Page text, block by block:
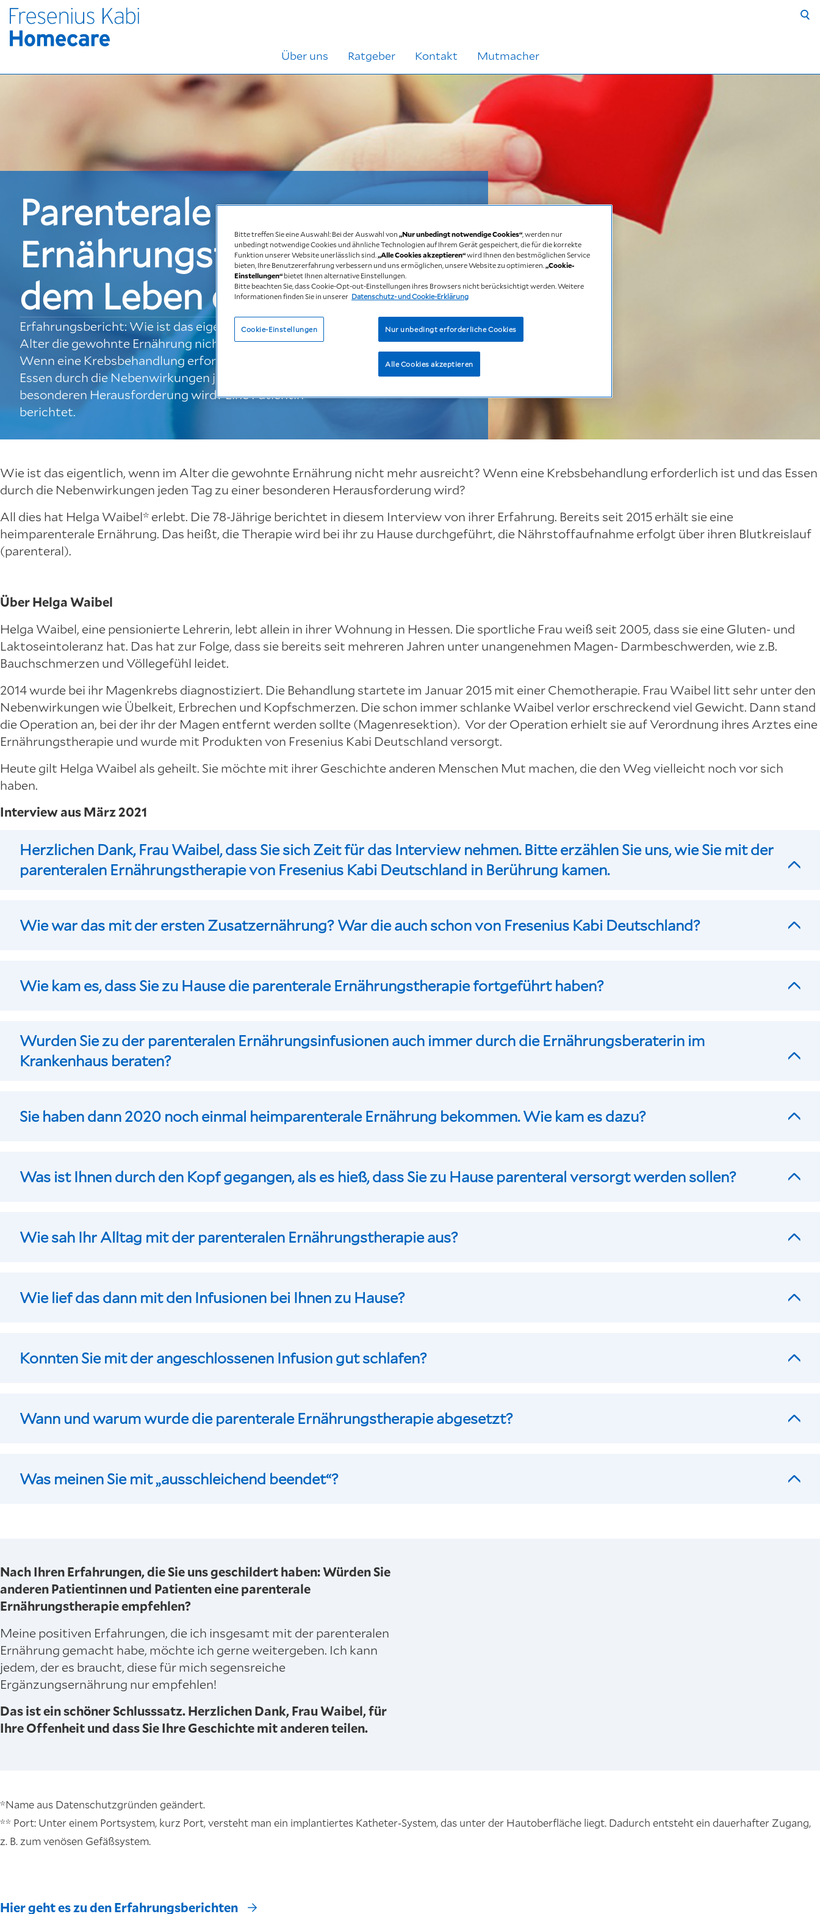
Über uns Ratgeber Kontakt Mutmacher
Parenterale
Ernährungstherapie: Aus
dem Leben einer Patientin
Erfahrungsbericht: Wie ist das eigentlich, wenn im
Alter die gewohnte Ernährung nicht mehr ausreicht?
Wenn eine Krebsbehandlung erforderlich ist und das
Essen durch die Nebenwirkungen jeden Tag zu einer
besonderen Herausforderung wird? Eine Patientin
berichtet.
Wie ist das eigentlich, wenn im Alter die gewohnte Ernährung nicht mehr ausreicht? Wenn eine Krebsbehandlung erforderlich ist und das Essen
durch die Nebenwirkungen jeden Tag zu einer besonderen Herausforderung wird?
All dies hat Helga Waibel* erlebt. Die 78-Jährige berichtet in diesem Interview von ihrer Erfahrung. Bereits seit 2015 erhält sie eine
heimparenterale Ernährung. Das heißt, die Therapie wird bei ihr zu Hause durchgeführt, die Nährstoffaufnahme erfolgt über ihren Blutkreislauf
(parenteral).
Über Helga Waibel
Helga Waibel, eine pensionierte Lehrerin, lebt allein in ihrer Wohnung in Hessen. Die sportliche Frau weiß seit 2005, dass sie eine Gluten- und
Laktoseintoleranz hat. Das hat zur Folge, dass sie bereits seit mehreren Jahren unter unangenehmen Magen- Darmbeschwerden, wie z.B.
Bauchschmerzen und Völlegefühl leidet.
2014 wurde bei ihr Magenkrebs diagnostiziert. Die Behandlung startete im Januar 2015 mit einer Chemotherapie. Frau Waibel litt sehr unter den
Nebenwirkungen wie Übelkeit, Erbrechen und Kopfschmerzen. Die schon immer schlanke Waibel verlor erschreckend viel Gewicht. Dann stand
die Operation an, bei der ihr der Magen entfernt werden sollte (Magenresektion). Vor der Operation erhielt sie auf Verordnung ihres Arztes eine
Ernährungstherapie und wurde mit Produkten von Fresenius Kabi Deutschland versorgt.
Heute gilt Helga Waibel als geheilt. Sie möchte mit ihrer Geschichte anderen Menschen Mut machen, die den Weg vielleicht noch vor sich
haben.
Interview aus März 2021
Herzlichen Dank, Frau Waibel, dass Sie sich Zeit für das Interview nehmen. Bitte erzählen Sie uns, wie Sie mit der
parenteralen Ernährungstherapie von Fresenius Kabi Deutschland in Berührung kamen.
Wie war das mit der ersten Zusatzernährung? War die auch schon von Fresenius Kabi Deutschland?
Wie kam es, dass Sie zu Hause die parenterale Ernährungstherapie fortgeführt haben?
Wurden Sie zu der parenteralen Ernährungsinfusionen auch immer durch die Ernährungsberaterin im
Krankenhaus beraten?
Sie haben dann 2020 noch einmal heimparenterale Ernährung bekommen. Wie kam es dazu?
Was ist Ihnen durch den Kopf gegangen, als es hieß, dass Sie zu Hause parenteral versorgt werden sollen?
Wie sah Ihr Alltag mit der parenteralen Ernährungstherapie aus?
Wie lief das dann mit den Infusionen bei Ihnen zu Hause?
Konnten Sie mit der angeschlossenen Infusion gut schlafen?
Wann und warum wurde die parenterale Ernährungstherapie abgesetzt?
Was meinen Sie mit „ausschleichend beendet“?
Nach Ihren Erfahrungen, die Sie uns geschildert haben: Würden Sie
anderen Patientinnen und Patienten eine parenterale
Ernährungstherapie empfehlen?
Meine positiven Erfahrungen, die ich insgesamt mit der parenteralen
Ernährung gemacht habe, möchte ich gerne weitergeben. Ich kann
jedem, der es braucht, diese für mich segensreiche
Ergänzungsernährung nur empfehlen!
Das ist ein schöner Schlusssatz. Herzlichen Dank, Frau Waibel, für
Ihre Offenheit und dass Sie Ihre Geschichte mit anderen teilen.
*Name aus Datenschutzgründen geändert.
** Port: Unter einem Portsystem, kurz Port, versteht man ein implantiertes Katheter-System, das unter der Hautoberfläche liegt. Dadurch entsteht ein dauerhafter Zugang,
z. B. zum venösen Gefäßsystem.
Hier geht es zu den Erfahrungsberichten
Bitte treffen Sie eine Auswahl: Bei der Auswahl von „Nur unbedingt notwendige Cookies“, werden nur
unbedingt notwendige Cookies und ähnliche Technologien auf Ihrem Gerät gespeichert, die für die korrekte
Funktion unserer Website unerlässlich sind.„Alle Cookies akzeptieren“wird Ihnen den bestmöglichen Service
bieten, Ihre Benutzererfahrung verbessern und uns ermöglichen, unsere Website zu optimieren.„Cookie-
Einstellungen“ bietet Ihnen alternative Einstellungen.
Bitte beachten Sie, dass Cookie-Opt-out-Einstellungen ihres Browsers nicht berücksichtigt werden. Weitere
Informationen finden Sie in unserer Datenschutz- und Cookie-Erklärung
Cookie-Einstellungen Nur unbedingt erforderliche Cookies
Alle Cookies akzeptieren